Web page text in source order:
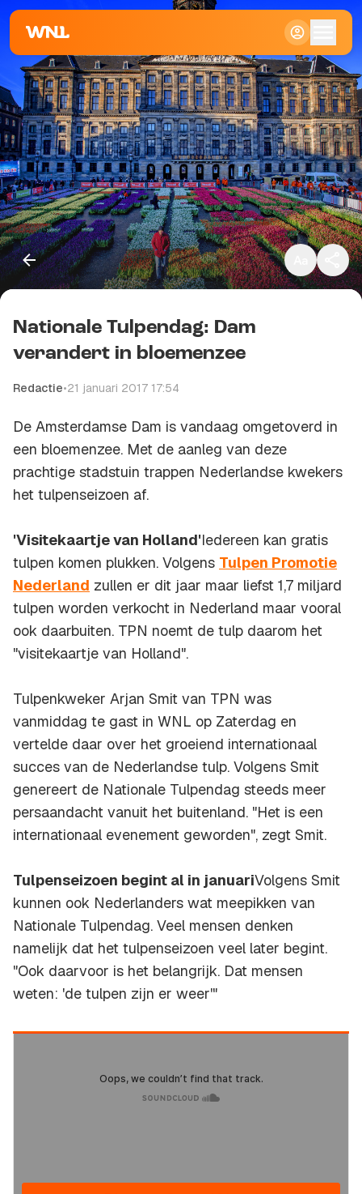
Klein
Standaard
Groot
Kopieer link
Nationale Tulpendag: Dam
verandert in bloemenzee
Redactie•21 januari 2017 17:54
De Amsterdamse Dam is vandaag omgetoverd in
een bloemenzee. Met de aanleg van deze
prachtige stadstuin trappen Nederlandse kwekers
het tulpenseizoen af.
'Visitekaartje van Holland'Iedereen kan gratis
tulpen komen plukken. Volgens Tulpen Promotie
Nederland zullen er dit jaar maar liefst 1,7 miljard
tulpen worden verkocht in Nederland maar vooral
ook daarbuiten. TPN noemt de tulp daarom het
"visitekaartje van Holland".
Tulpenkweker Arjan Smit van TPN was
vanmiddag te gast in WNL op Zaterdag en
vertelde daar over het groeiend internationaal
succes van de Nederlandse tulp. Volgens Smit
genereert de Nationale Tulpendag steeds meer
persaandacht vanuit het buitenland. "Het is een
internationaal evenement geworden", zegt Smit.
Tulpenseizoen begint al in januariVolgens Smit
kunnen ook Nederlanders wat meepikken van
Nationale Tulpendag. Veel mensen denken
namelijk dat het tulpenseizoen veel later begint.
"Ook daarvoor is het belangrijk. Dat mensen
weten: 'de tulpen zijn er weer'"